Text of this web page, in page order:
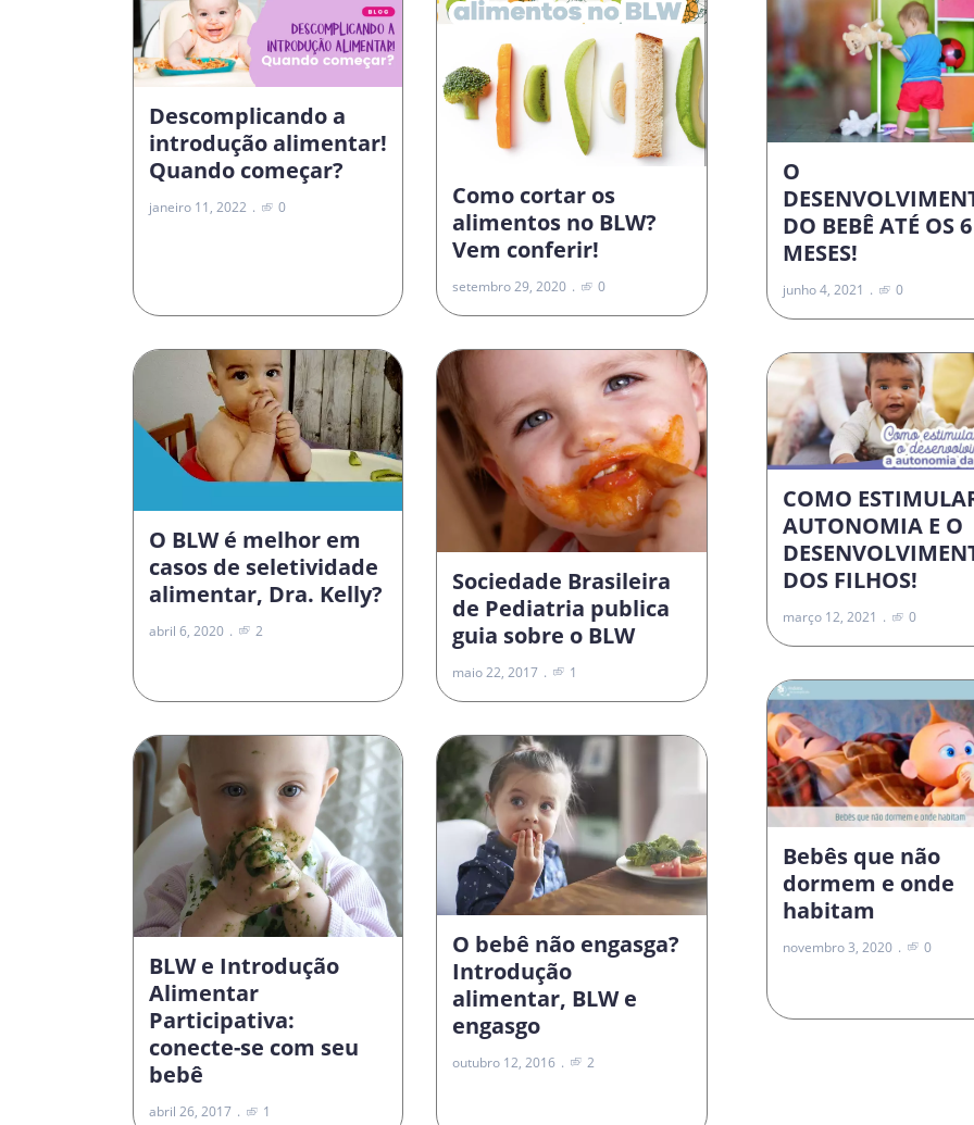
Descomplicando a
introdução alimentar!
Quando começar?
janeiro 11, 2022 0
Como cortar os
alimentos no BLW?
Vem conferir!
setembro 29, 2020 0
O BLW é melhor em
casos de seletividade
alimentar, Dra. Kelly?
abril 6, 2020 2
Sociedade Brasileira
de Pediatria publica
guia sobre o BLW
maio 22, 2017 1
BLW e Introdução
Alimentar
Participativa:
conecte-se com seu
bebê
abril 26, 2017 1
O bebê não engasga?
Introdução
alimentar, BLW e
engasgo
outubro 12, 2016 2
O
DO BEBÊ ATÉ OS 6
MESES!
junho 4, 2021 0
COMO
AUTONOMIA E O
DOS FILHOS!
março 12, 2021 0
Bebês que não
dormem e onde
habitam
novembro 3, 2020 0